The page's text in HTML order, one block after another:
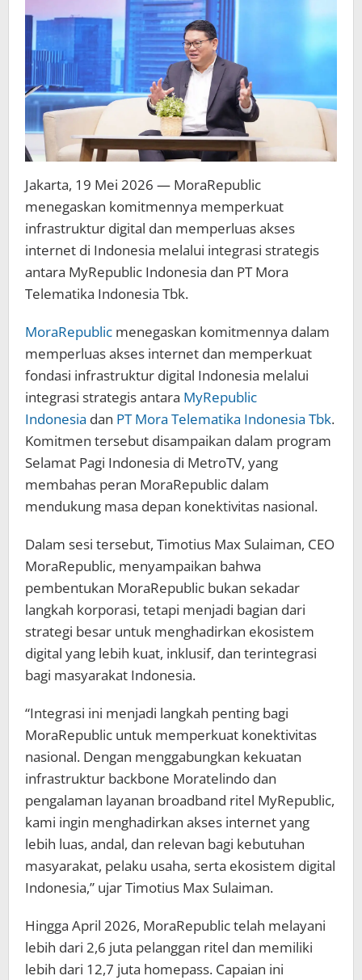
Jakarta, 19 Mei 2026 — MoraRepublic
menegaskan komitmennya memperkuat
infrastruktur digital dan memperluas akses
internet di Indonesia melalui integrasi strategis
antara MyRepublic Indonesia dan PT Mora
Telematika Indonesia Tbk.
MoraRepublic menegaskan komitmennya dalam
memperluas akses internet dan memperkuat
fondasi infrastruktur digital Indonesia melalui
integrasi strategis antara MyRepublic
Indonesia dan PT Mora Telematika Indonesia Tbk.
Komitmen tersebut disampaikan dalam program
Selamat Pagi Indonesia di MetroTV, yang
membahas peran MoraRepublic dalam
mendukung masa depan konektivitas nasional.
Dalam sesi tersebut, Timotius Max Sulaiman, CEO
MoraRepublic, menyampaikan bahwa
pembentukan MoraRepublic bukan sekadar
langkah korporasi, tetapi menjadi bagian dari
strategi besar untuk menghadirkan ekosistem
digital yang lebih kuat, inklusif, dan terintegrasi
bagi masyarakat Indonesia.
“Integrasi ini menjadi langkah penting bagi
MoraRepublic untuk memperkuat konektivitas
nasional. Dengan menggabungkan kekuatan
infrastruktur backbone Moratelindo dan
pengalaman layanan broadband ritel MyRepublic,
kami ingin menghadirkan akses internet yang
lebih luas, andal, dan relevan bagi kebutuhan
masyarakat, pelaku usaha, serta ekosistem digital
Indonesia,” ujar Timotius Max Sulaiman.
Hingga April 2026, MoraRepublic telah melayani
lebih dari 2,6 juta pelanggan ritel dan memiliki
lebih dari 12,7 juta homepass. Capaian ini